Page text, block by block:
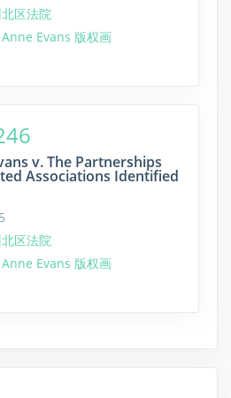
区法院
Evans 版权画
v. The Partnerships
Associations Identified
区法院
Evans 版权画